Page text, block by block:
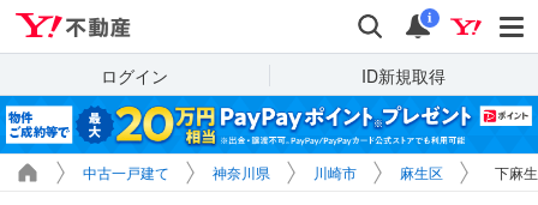
検索 通知
i
ログイン ID新規取得
中古一戸建て 神奈川県 川崎市 麻生区 下麻